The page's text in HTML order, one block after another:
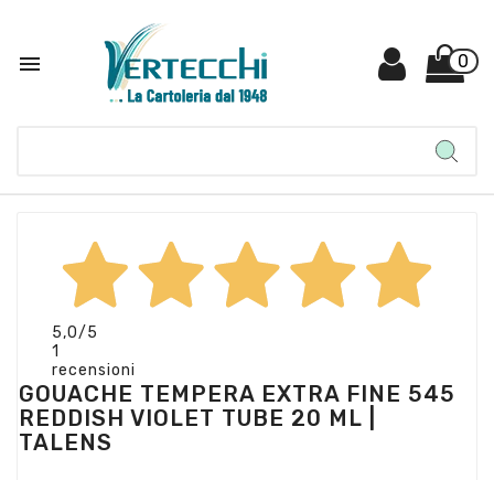
 0
5,0/5
1
recensioni
GOUACHE TEMPERA EXTRA FINE 545
REDDISH VIOLET TUBE 20 ML |
TALENS